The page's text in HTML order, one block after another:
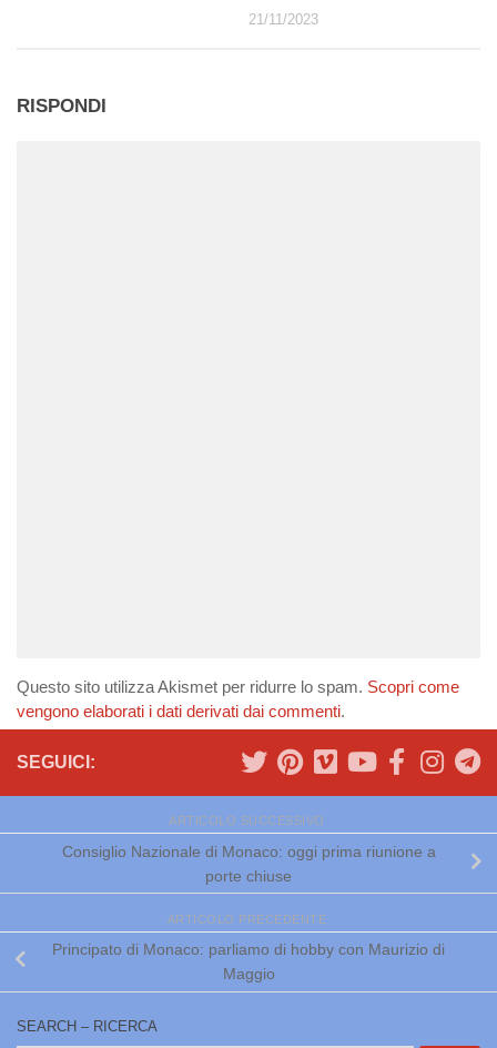
21/11/2023
RISPONDI
Questo sito utilizza Akismet per ridurre lo spam. Scopri come
vengono elaborati i dati derivati dai commenti.
SEGUICI:
ARTICOLO SUCCESSIVO
Consiglio Nazionale di Monaco: oggi prima riunione a
porte chiuse
ARTICOLO PRECEDENTE
Principato di Monaco: parliamo di hobby con Maurizio di
Maggio
SEARCH – RICERCA